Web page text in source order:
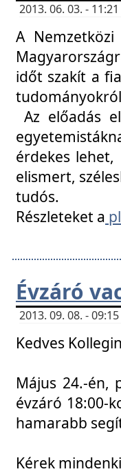
2013. 06. 03. -
A
időt szakít a
Az előadás
érdekes lehet,
elismert,
tudós.
Részleteket a
Évzáró
2013. 09. 08. -
Kedves
Május 24.-én,
évzáró 18:00-
hamarabb
Kérek